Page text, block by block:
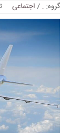
گروه: .
/ اجتماعی